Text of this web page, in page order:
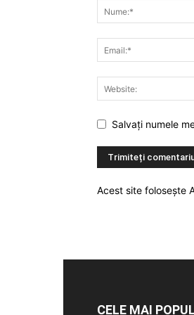
Salvați numele
Acest site folosește
CELE MAI